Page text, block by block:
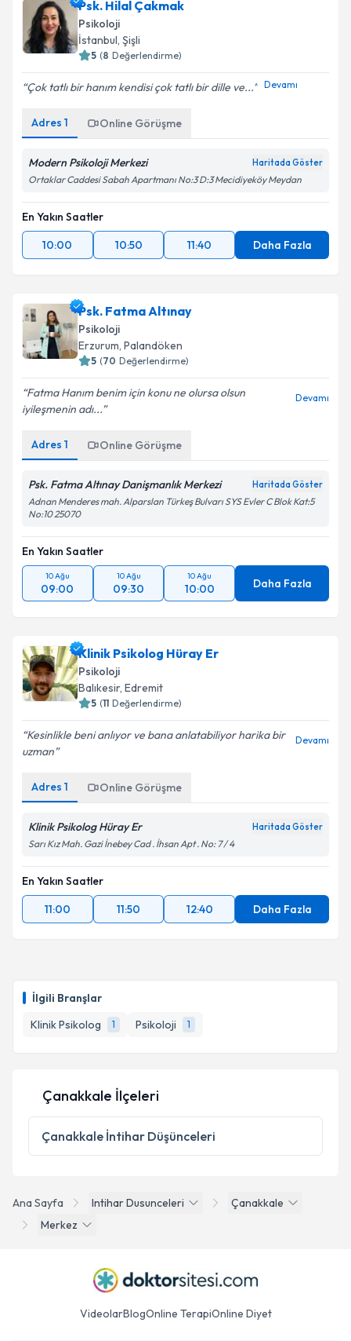
İlgili Branşlar
Klinik Psikolog
1 Psikoloji 1
Psk. Hilal Çakmak
Psikoloji
İstanbul, Şişli
5 (8 Değerlendirme)
Çok tatlı bir hanım kendisi çok tatlı bir dille ve... Devamı
Adres 1 Online Görüşme
Modern Psikoloji Merkezi Haritada Göster
Ortaklar Caddesi Sabah Apartmanı No:3 D:3 Mecidiyeköy Meydan
En Yakın Saatler
10:00
10:50 11:40 Daha Fazla
Psk. Fatma Altınay
Psikoloji
Erzurum, Palandöken
5 (70 Değerlendirme)
Fatma Hanım benim için konu ne olursa olsun
iyileşmenin adı...
Devamı
Adres 1 Online Görüşme
Psk. Fatma Altınay Danişmanlık Merkezi Haritada Göster
Adnan Menderes mah. Alparslan Türkeş Bulvarı SYS Evler C Blok Kat:5
No:10 25070
En Yakın Saatler
10 Ağu
09:00
10 Ağu
09:30
10 Ağu
10:00 Daha Fazla
Klinik Psikolog Hüray Er
Psikoloji
Balıkesir, Edremit
5 (11 Değerlendirme)
Kesinlikle beni anlıyor ve bana anlatabiliyor harika bir
uzman
Devamı
Adres 1 Online Görüşme
Klinik Psikolog Hüray Er Haritada Göster
Sarı Kız Mah. Gazi İnebey Cad . İhsan Apt . No: 7 / 4
En Yakın Saatler
11:00
11:50 12:40 Daha Fazla
Ana Sayfa Intihar Dusunceleri
Çanakkale
Merkez
Çanakkale İlçeleri
Çanakkale İntihar Düşünceleri
VideolarBlogOnline TerapiOnline Diyet